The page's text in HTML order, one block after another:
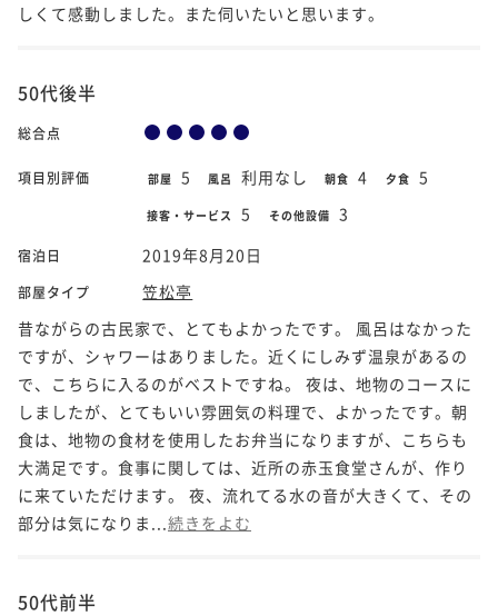
しくて感動しました。また伺いたいと思います。
50代後半
総合点
項目別評価 部屋 5 風呂 利用なし 朝食 4 夕食 5
接客・サービス 5 その他設備 3
宿泊日 2019年8月20日
部屋タイプ
笠松亭
昔ながらの古民家で、とてもよかったです。 風呂はなかった
ですが、シャワーはありました。近くにしみず温泉があるの
で、こちらに入るのがベストですね。 夜は、地物のコースに
しましたが、とてもいい雰囲気の料理で、よかったです。朝
食は、地物の食材を使用したお弁当になりますが、こちらも
大満足です。食事に関しては、近所の赤玉食堂さんが、作り
に来ていただけます。 夜、流れてる水の音が大きくて、その
部分は気になりま... 続きをよむ
50代前半